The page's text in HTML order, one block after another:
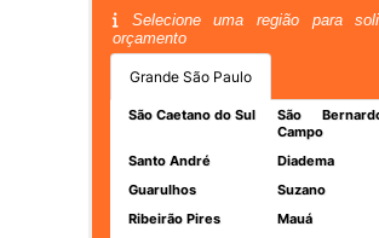
Selecione uma região para
orçamento
Grande São Paulo
São Caetano do Sul
São
Campo
Santo André
Diadema
Guarulhos
Suzano
Ribeirão Pires
Mauá